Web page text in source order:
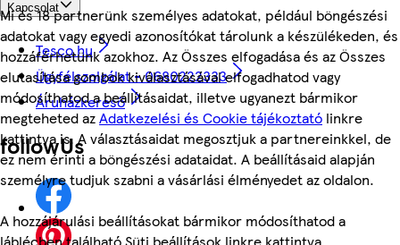
Mi és 18 partnerünk személyes adatokat, például böngészési
adatokat vagy egyedi azonosítókat tárolunk a készülékeden, és
hozzáférhetünk azokhoz. Az Összes elfogadása és az Összes
elutasítása gombok kiválasztásával elfogadhatod vagy
módosíthatod a beállításaidat, illetve ugyanezt bármikor
megteheted azAdatkezelési és Cookie tájékoztató linkre
kattintva is. A választásaidat megosztjuk a partnereinkkel, de
ez nem érinti a böngészési adataidat. A beállításaid alapján
személyre tudjuk szabni a vásárlási élményedet az oldalon.
A hozzájárulási beállításokat bármikor módosíthatod a
láblécben található Süti beállítások linkre kattintva.
Kapcsolat
Tesco.hu
Ügyfélszolgálat - 0680222333
Áruházkereső
followUs